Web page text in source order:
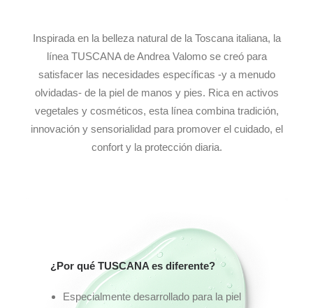
Inspirada en la belleza natural de la Toscana italiana, la
línea TUSCANA de Andrea Valomo se creó para
satisfacer las necesidades específicas -y a menudo
olvidadas- de la piel de manos y pies. Rica en activos
vegetales y cosméticos, esta línea combina tradición,
innovación y sensorialidad para promover el cuidado, el
confort y la protección diaria.
¿Por qué TUSCANA es diferente?
Especialmente desarrollado para la piel